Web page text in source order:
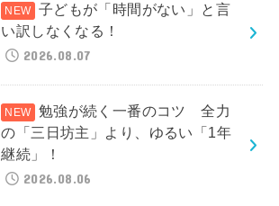
子どもが「時間がない」と言
い訳しなくなる！
2026.08.07
勉強が続く一番のコツ 全力
の「三日坊主」より、ゆるい「1年
継続」！
2026.08.06